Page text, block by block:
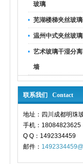
玻璃
芜湖楼梯夹丝玻
温州中式夹丝玻
艺术玻璃干湿分
墙
联系我们 Contact
地址：四川成都明珠
手机：18084823625
Q Q：1492334459
邮件：